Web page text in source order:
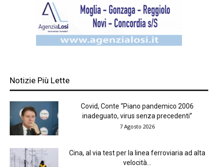
Notizie Più Lette
Covid, Conte “Piano pandemico 2006
inadeguato, virus senza precedenti”
7 Agosto 2026
Cina, al via test per la linea ferroviaria ad alta
velocità...